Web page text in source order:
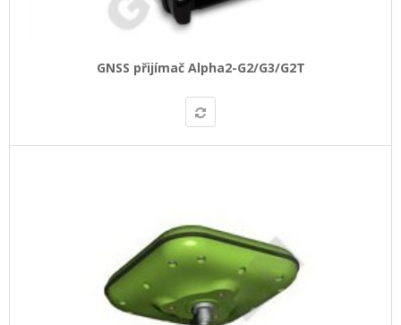
GNSS přijímač Alpha2-G2/G3/G2T